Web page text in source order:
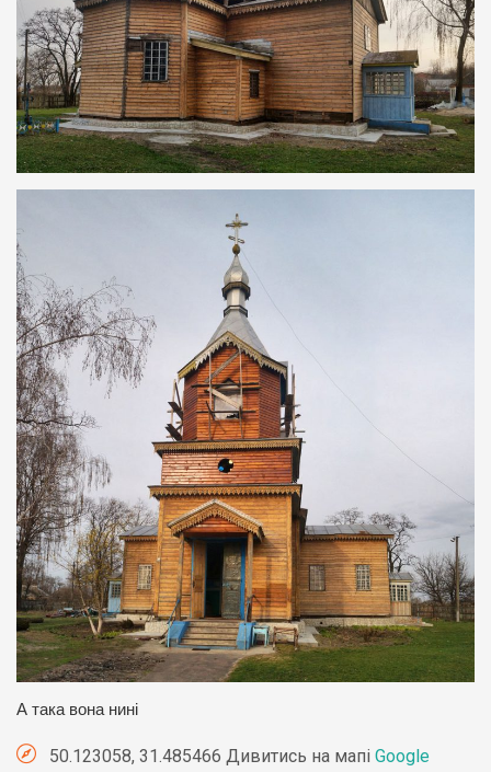
А така вона нині
50.123058, 31.485466 Дивитись на мапі Google